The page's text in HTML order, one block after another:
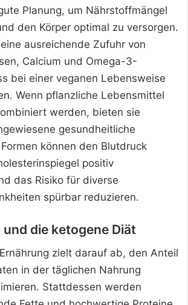
Planung, um Nährstoffmängel
den Körper optimal zu versorgen.
ausreichende Zufuhr von
Calcium und Omega-3-
bei einer veganen Lebensweise
Wenn pflanzliche Lebensmittel
werden, bieten sie
gesundheitliche
können den Blutdruck
positiv
das Risiko für diverse
spürbar reduzieren.
die ketogene Diät
zielt darauf ab, den Anteil
in der täglichen Nahrung
Stattdessen werden